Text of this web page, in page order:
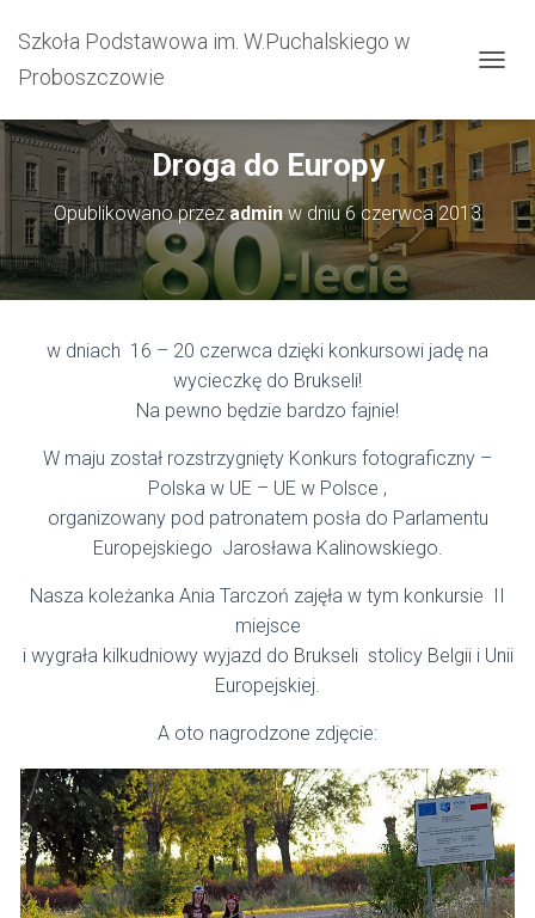
Szkoła Podstawowa im. W.Puchalskiego w
Proboszczowie
Droga do Europy
Opublikowano przezadminw dniu6 czerwca 2013
w dniach 16 – 20 czerwca dzięki konkursowi jadę na
wycieczkę do Brukseli!
Na pewno będzie bardzo fajnie!
W maju został rozstrzygnięty Konkurs fotograficzny –
Polska w UE – UE w Polsce ,
organizowany pod patronatem posła do Parlamentu
Europejskiego Jarosława Kalinowskiego.
Nasza koleżanka Ania Tarczoń zajęła w tym konkursie II
miejsce
i wygrała kilkudniowy wyjazd do Brukseli stolicy Belgii i Unii
Europejskiej.
A oto nagrodzone zdjęcie: